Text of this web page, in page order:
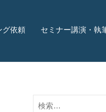
グ依頼 セミナー講演・執